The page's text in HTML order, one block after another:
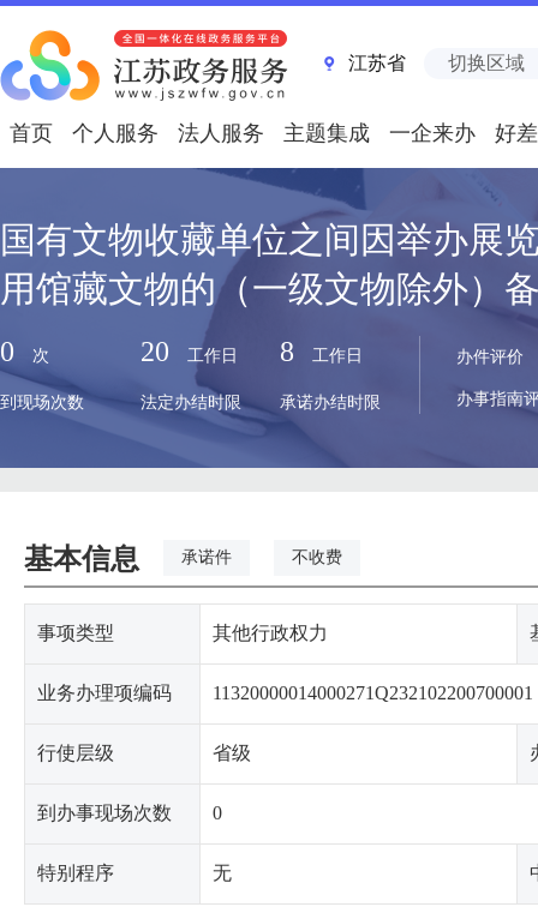
江苏省 切换区域
首页 个人服务 法人服务 主题集成 一企来办 好
国有文物收藏单位之间因举办展
用馆藏文物的（一级文物除外）
0 次
到现场次数
20 工作日
法定办结时限
8 工作日
承诺办结时限
办件评价
办事指南
基本信息 承诺件 不收费
事项类型 其他行政权力
业务办理项编码 11320000014000271Q232102200700001
行使层级 省级
到办事现场次数 0
特别程序 无